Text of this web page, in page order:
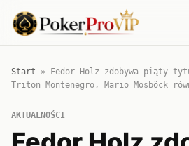
Start »
Fedor Holz zdobywa piąty
Triton Montenegro, Mario Mosböck
AKTUALNOŚCI